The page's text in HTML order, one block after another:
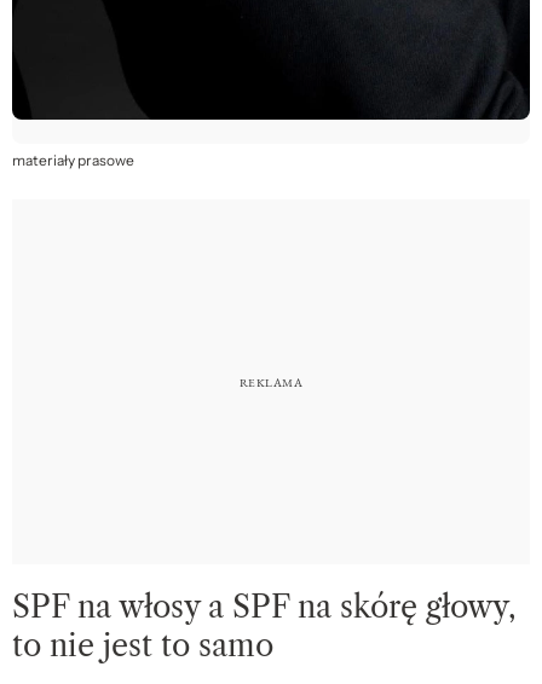
materiały prasowe
SPF na włosy a SPF na skórę głowy,
to nie jest to samo